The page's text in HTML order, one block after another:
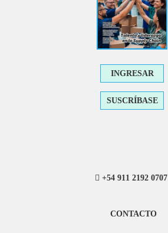
INGRESAR
SUSCRÍBASE
+54 911 2192 0707
CONTACTO